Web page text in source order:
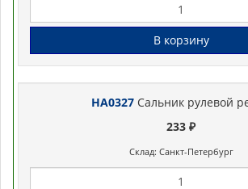
В корзину
HA0327 Сальник рулевой
233 ₽
Склад: Санкт-Петербург